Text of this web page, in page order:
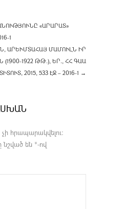
«ԱՐԱՐԱՏ»
1
ԱՐԵՒՄՏԱՀԱՅ ՄԱՄՈՒԼՆ ԻՐ Պ
1922 ԹԹ.), ԵՐ., ՀՀ ԳԱԱ Պ
2015, 533 ԷՋ – 2016-1 →
հրապարակվելու։
են *-ով